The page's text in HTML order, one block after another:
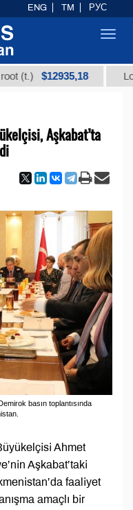
$12935,18 Low-
Aşkabat’ta
basın toplantısında
Ahmet
Aşkabat’taki
faaliyet
amaçlı bir
ENG TM РУС